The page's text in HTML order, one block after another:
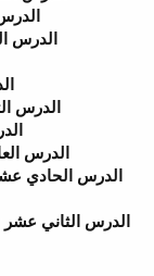
الدرس
الدرس
الدرس
الدرس الحادي
الدرس الثاني عشر